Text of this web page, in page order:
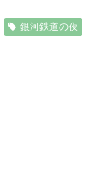
銀河鉄道の夜